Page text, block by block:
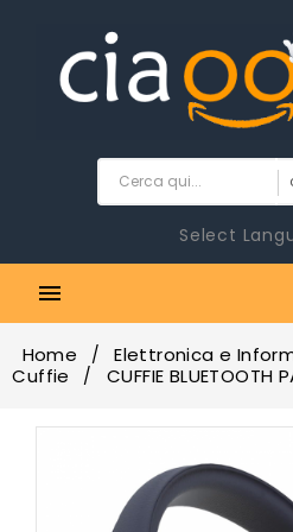
Select

Home Elettronica e
Cuffie
CUFFIE BLUETOOTH